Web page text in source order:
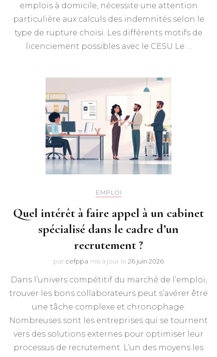
emplois à domicile, nécessite une attention
particulière aux calculs des indemnités selon le
type de rupture choisi. Les différents motifs de
licenciement possibles avec le CESU Le …
EMPLOI
Quel intérêt à faire appel à un cabinet
spécialisé dans le cadre d’un
recrutement ?
par cefppa mis à jour le 26 juin 2026
Dans l’univers compétitif du marché de l’emploi,
trouver les bons collaborateurs peut s’avérer être
une tâche complexe et chronophage.
Nombreuses sont les entreprises qui se tournent
vers des solutions externes pour optimiser leur
processus de recrutement. L’un des moyens les